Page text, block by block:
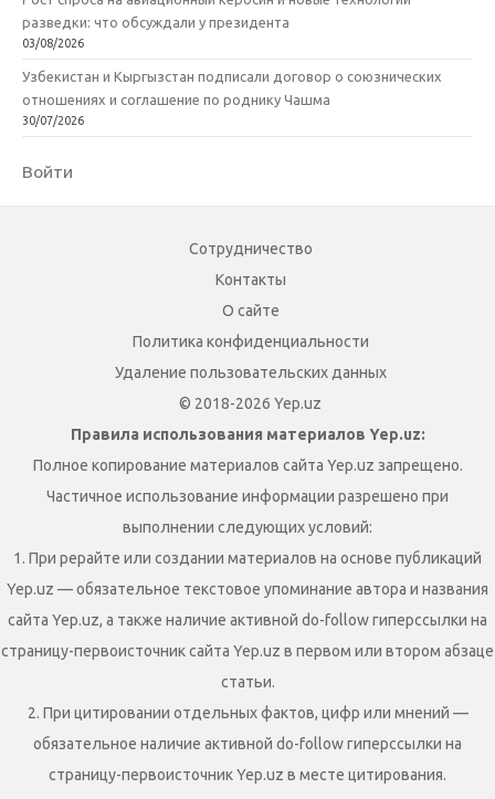
разведки: что обсуждали у президента
03/08/2026
Узбекистан и Кыргызстан подписали договор о союзнических
отношениях и соглашение по роднику Чашма
30/07/2026
Войти
Сотрудничество
Контакты
О сайте
Политика конфиденциальности
Удаление пользовательских данных
© 2018-2026 Yep.uz
Правила использования материалов Yep.uz:
Полное копирование материалов сайта Yep.uz запрещено.
Частичное использование информации разрешено при
выполнении следующих условий:
1. При рерайте или создании материалов на основе публикаций
Yep.uz — обязательное текстовое упоминание автора и названия
сайта Yep.uz, а также наличие активной do-follow гиперссылки на
страницу-первоисточник сайта Yep.uz в первом или втором абзаце
статьи.
2. При цитировании отдельных фактов, цифр или мнений —
обязательное наличие активной do-follow гиперссылки на
страницу-первоисточник Yep.uz в месте цитирования.